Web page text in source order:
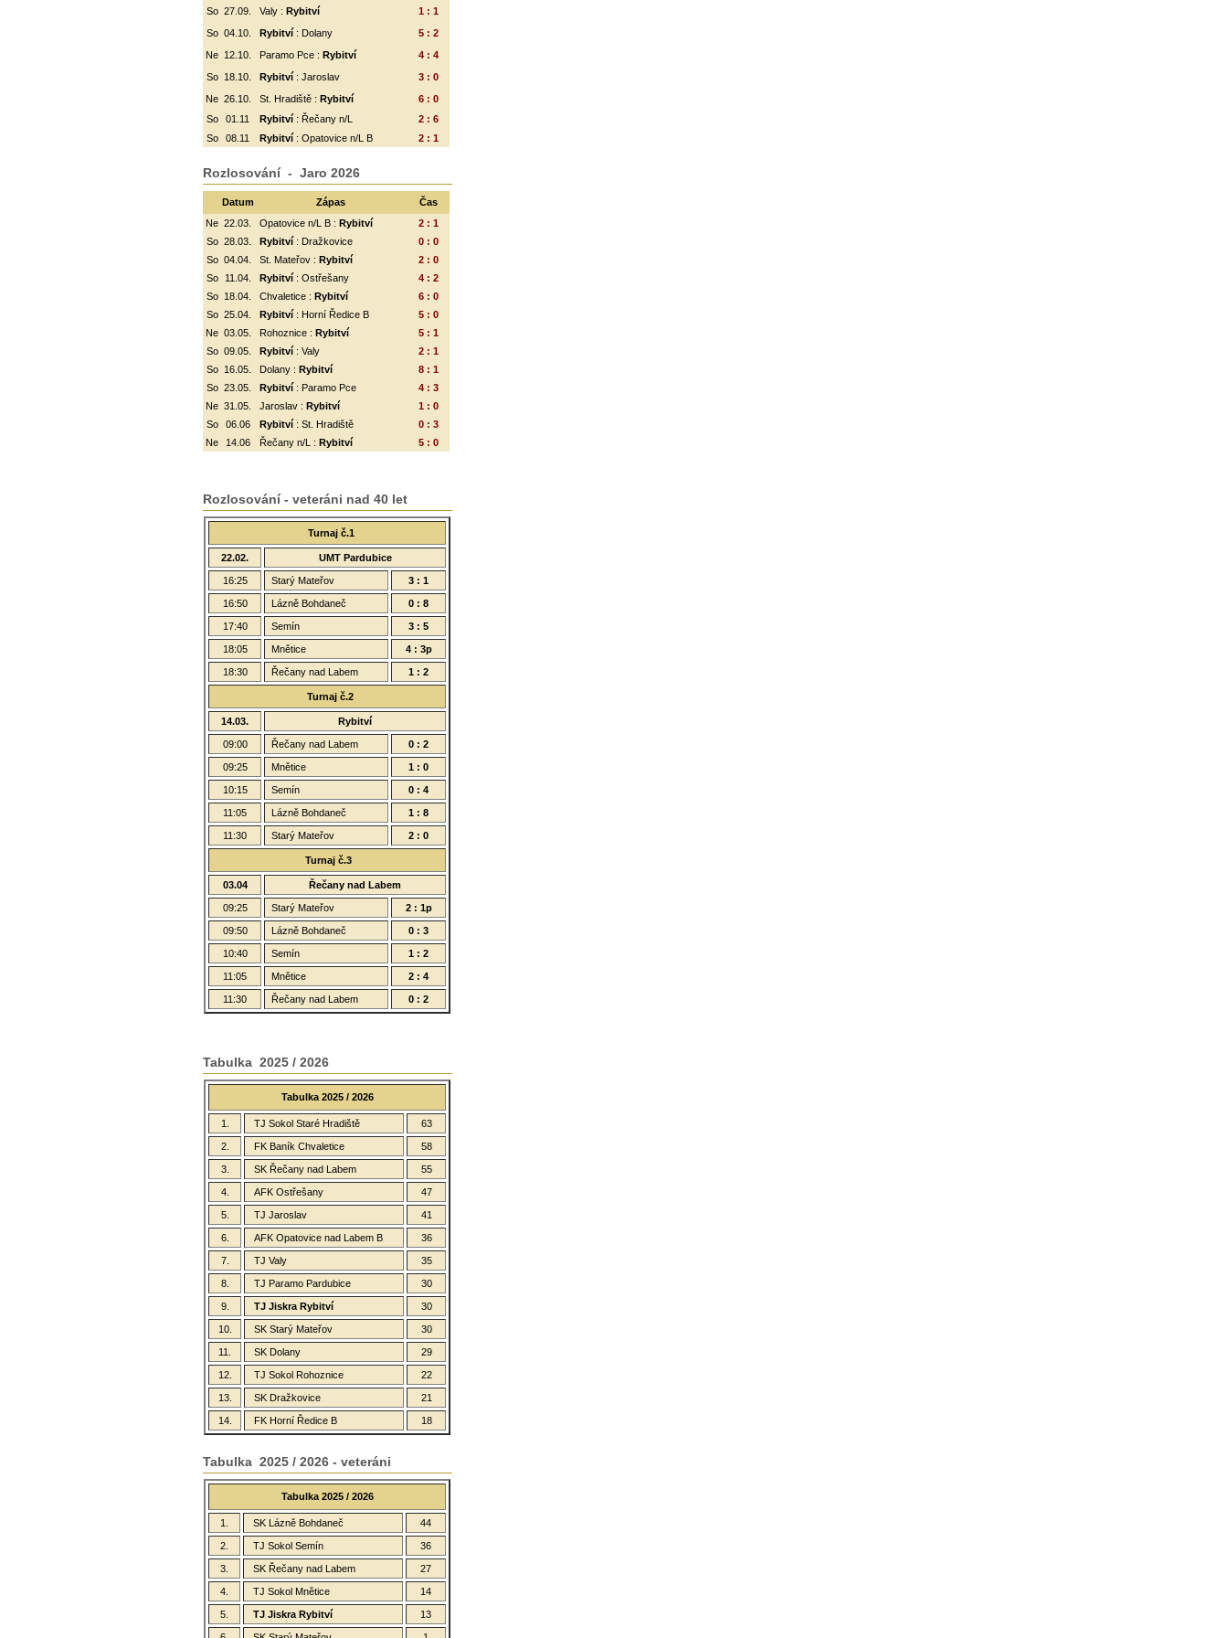
So 27.09. Valy : Rybitví
1 : 1
So 04.10. Rybitví : Dolany
5 : 2
Ne 12.10. Paramo Pce : Rybitví
4 : 4
So
18.10. Rybitví: Jaroslav
3 : 0
Ne 26.10. St. Hradiště : Rybitví
6 : 0
So
01.11 Rybitví: Řečany n/L
2 : 6
So
08.11 Rybitví: Opatovice n/L B 2 : 1
Rozlosování - Jaro 2026
Datum Zápas
Čas
Ne 22.03. Opatovice n/L B : Rybitví
2 : 1
So 28.03. Rybitví: Dražkovice
0 : 0
So 04.04. St. Mateřov : Rybitví
2 : 0
So
11.04. Rybitví : Ostřešany
4 : 2
So
18.04. Chvaletice : Rybitví
6 : 0
So 25.04. Rybitví : Horní Ředice B
5 : 0
Ne 03.05. Rohoznice : Rybitví
5 : 1
So 09.05. Rybitví : Valy
2 : 1
So
16.05. Dolany : Rybitví
8 : 1
So 23.05. Rybitví: Paramo Pce
4 : 3
Ne 31.05. Jaroslav : Rybitví
1 : 0
So
06.06 Rybitví: St. Hradiště
0 : 3
Ne
14.06 Řečany n/L : Rybitví 5 : 0
Rozlosování - veteráni nad 40 let
Turnaj č.1
22.02. UMT Pardubice
16:25 Starý Mateřov 3 : 1
16:50 Lázně Bohdaneč 0 : 8
17:40 Semín 3 : 5
18:05 Mnětice 4 : 3p
18:30 Řečany nad Labem 1 : 2
Turnaj č.2
14.03. Rybitví
09:00 Řečany nad Labem 0 : 2
09:25 Mnětice 1 : 0
10:15 Semín 0 : 4
11:05 Lázně Bohdaneč 1 : 8
11:30 Starý Mateřov 2 : 0
Turnaj č.3
03.04 Řečany nad Labem
09:25 Starý Mateřov 2 : 1p
09:50 Lázně Bohdaneč 0 : 3
10:40 Semín 1 : 2
11:05 Mnětice 2 : 4
11:30 Řečany nad Labem 0 : 2
Tabulka 2025 / 2026
Tabulka 2025 / 2026
1. TJ Sokol Staré Hradiště 63
2. FK Baník Chvaletice 58
3. SK Řečany nad Labem 55
4. AFK Ostřešany 47
5. TJ Jaroslav 41
6. AFK Opatovice nad Labem B 36
7. TJ Valy 35
8. TJ Paramo Pardubice 30
9. TJ Jiskra Rybitví 30
10. SK Starý Mateřov 30
11. SK Dolany 29
12. TJ Sokol Rohoznice 22
13. SK Dražkovice 21
14. FK Horní Ředice B 18
Tabulka 2025 / 2026 - veteráni
Tabulka 2025 / 2026
1. SK Lázně Bohdaneč 44
2. TJ Sokol Semín 36
3. SK Řečany nad Labem 27
4. TJ Sokol Mnětice 14
5. TJ Jiskra Rybitví 13